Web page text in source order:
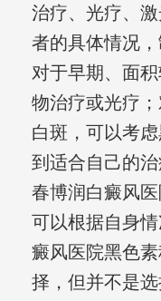
治疗、光疗、
者的具体情况，
对于早期、面
物治疗或光疗
白斑，可以考
到适合自己的
春博润白癜风
可以根据自身
癜风医院黑色
择，但并不是选